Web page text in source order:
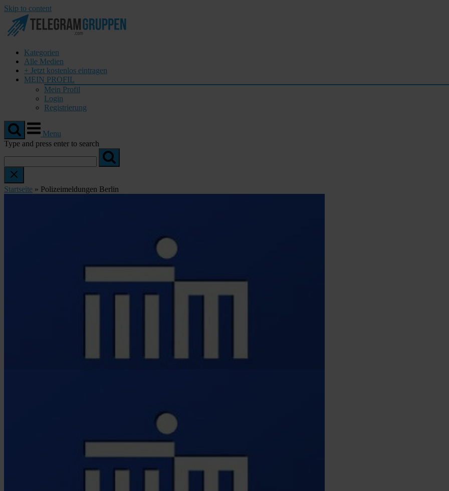
Skip to content
Kategorien
Alle Medien
+ Jetzt kostenlos eintragen
MEIN PROFIL
Mein Profil
Login
Registrierung
Menu
Type and press enter to search
Startseite » Polizeimeldungen Berlin